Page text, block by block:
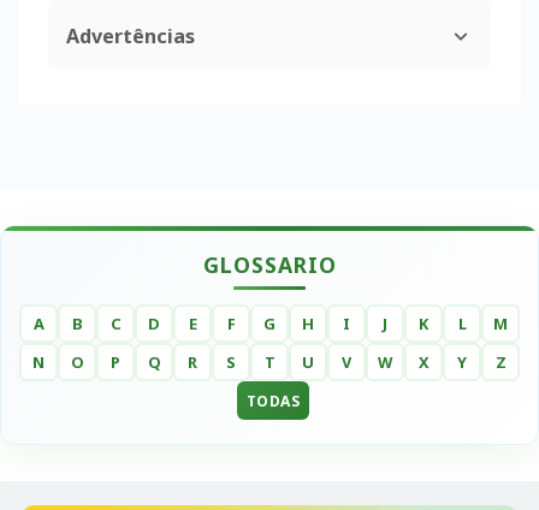
Advertências
GLOSSARIO
A B C D E F G H I J K L
M
N
O P Q R S T U V W X Y Z
TODAS